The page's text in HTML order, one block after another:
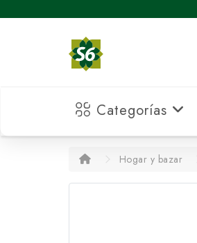
Categorías
Hogar y bazar